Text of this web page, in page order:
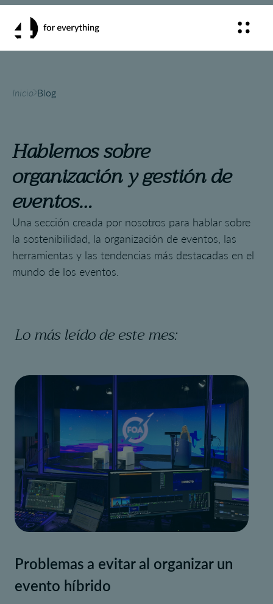
Inicio Blog
Hablemos sobre
organización y gestión de
eventos…
Una sección creada por nosotros para hablar sobre
la sostenibilidad, la organización de eventos, las
herramientas y las tendencias más destacadas en el
mundo de los eventos.
Lo más leído de este mes:
Problemas a evitar al organizar un
evento híbrido